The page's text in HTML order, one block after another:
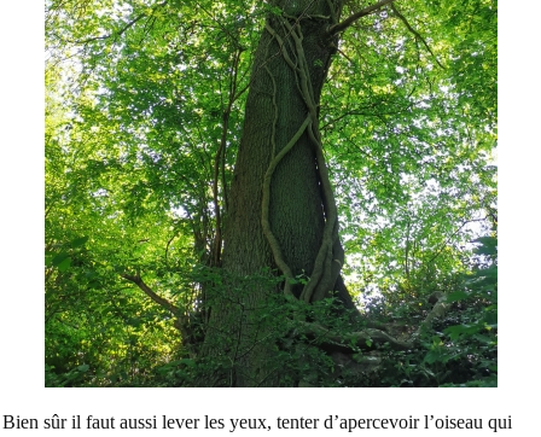
Bien sûr il faut aussi lever les yeux, tenter d’apercevoir l’oiseau qui